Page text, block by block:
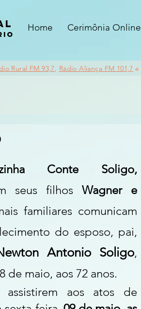
Home Cerimônia Online
Rural FM 93,7, Rádio Aliança FM 101,7 e
seus filhos Wagner e
familiares comunicam
do esposo, pai,
Antonio Soligo,
de maio, aos 72 anos.
aos atos de